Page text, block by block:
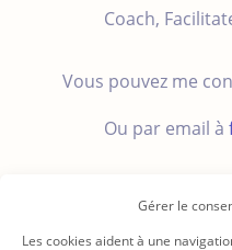
Gérer le
Les cookies aident à une
Coach,
Vous pouvez me
Ou par email à